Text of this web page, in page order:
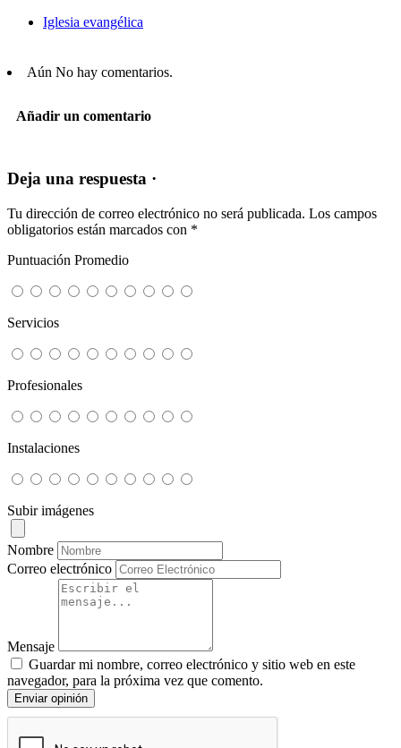
Iglesia evangélica
Aún No hay comentarios.
Añadir un comentario
Deja una respuesta ·
Tu dirección de correo electrónico no será publicada. Los campos
obligatorios están marcados con *
Puntuación Promedio
Servicios
Profesionales
Instalaciones
Subir imágenes
Nombre
Correo electrónico
Mensaje
Guardar mi nombre, correo electrónico y sitio web en este
navegador, para la próxima vez que comento.
Enviar opinión